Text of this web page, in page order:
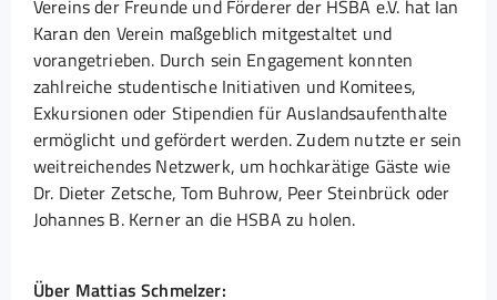
Vereins der Freunde und Förderer der HSBA e.V. hat Ian
Karan den Verein maßgeblich mitgestaltet und
vorangetrieben. Durch sein Engagement konnten
zahlreiche studentische Initiativen und Komitees,
Exkursionen oder Stipendien für Auslandsaufenthalte
ermöglicht und gefördert werden. Zudem nutzte er sein
weitreichendes Netzwerk, um hochkarätige Gäste wie
Dr. Dieter Zetsche, Tom Buhrow, Peer Steinbrück oder
Johannes B. Kerner an die HSBA zu holen.
Über Mattias Schmelzer: